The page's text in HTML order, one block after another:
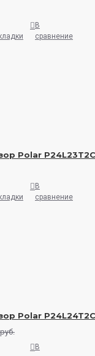
В
сравнение
Polar P24L23T2C
В
сравнение
Polar P24L24T2C
В